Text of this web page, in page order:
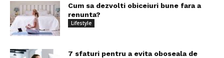
Cum sa dezvolti obiceiuri bune fara a
renunta?
Lifestyle
7 sfaturi pentru a evita oboseala de